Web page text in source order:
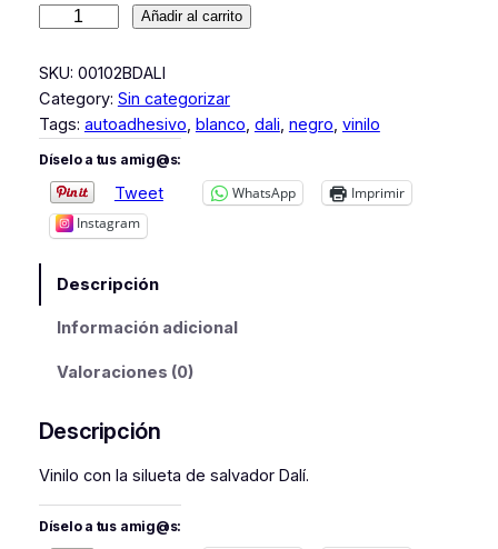
n
i
l
o
S
n
i
d
a
Añadir al carrito
SKU: 00102BDALI
Category: Sin categorizar
Tags: autoadhesivo, blanco, dali, negro, vinilo
Díselo a tus amig@s:
Tweet WhatsApp
Imprimir
Instagram
Descripción
Información adicional
Valoraciones (0)
Descripción
Vinilo con la silueta de salvador Dalí.
Díselo a tus amig@s: